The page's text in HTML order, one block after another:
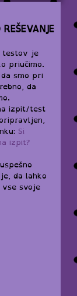
testov je
priučimo.
smo pri
da
izpit/test
Si
izpit?
da lahko
svoje